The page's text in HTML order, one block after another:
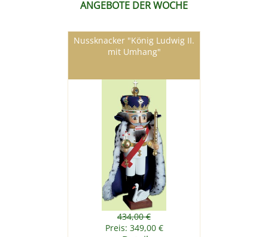
ANGEBOTE DER WOCHE
Nussknacker "König Ludwig II.
mit Umhang"
434,00 €
Preis: 349,00 €